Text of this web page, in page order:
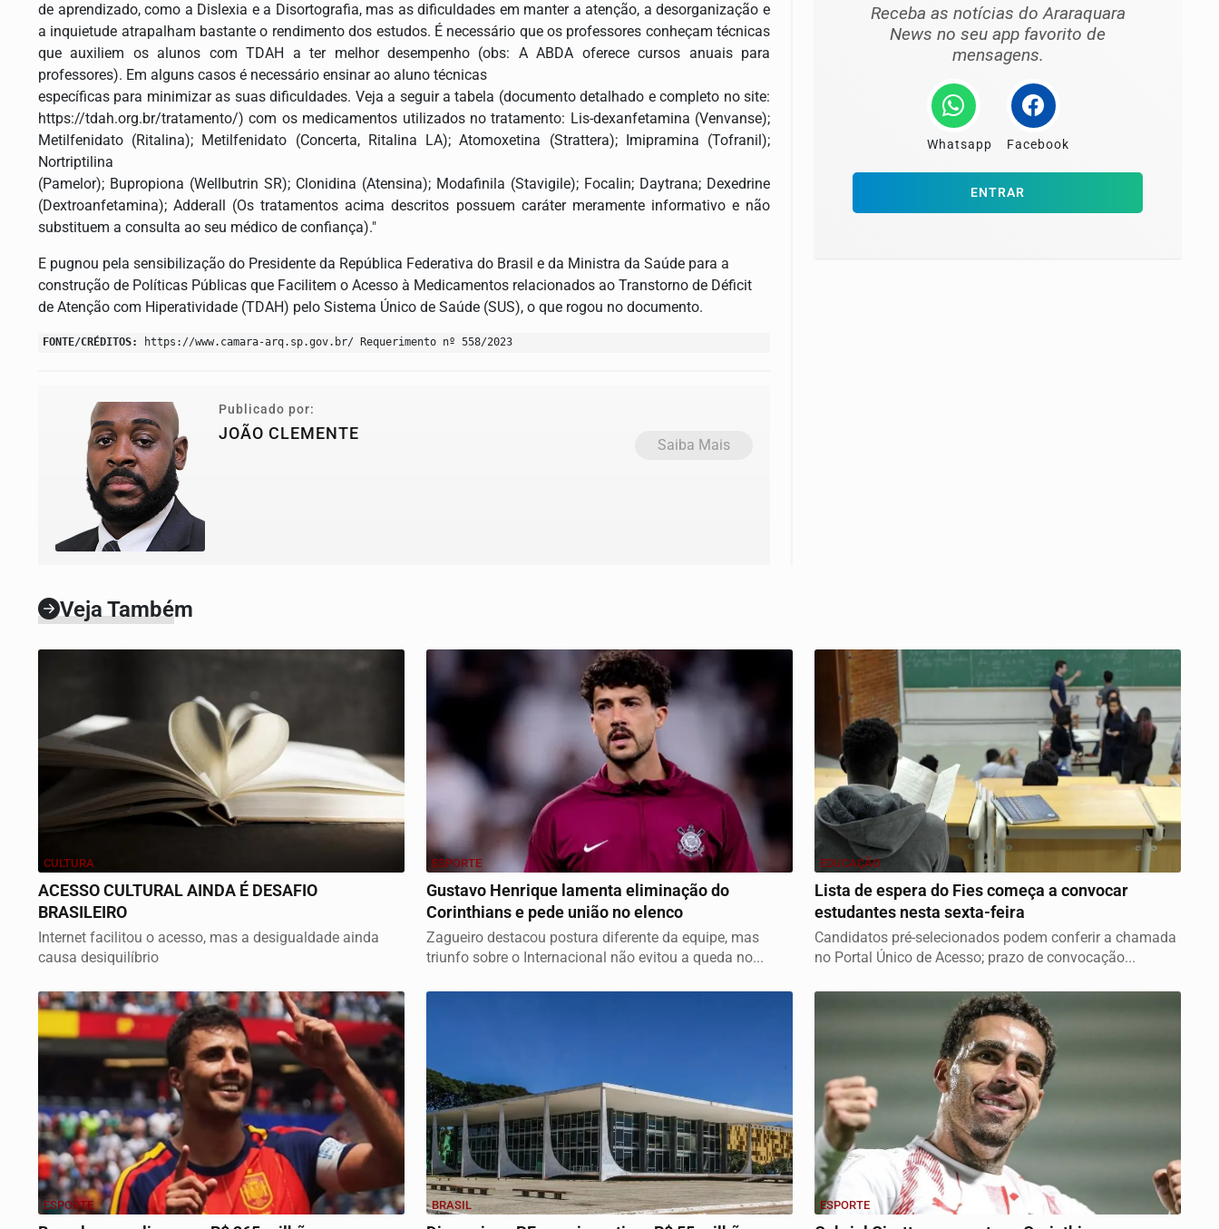
de aprendizado, como a Dislexia e a Disortografia, mas as dificuldades em manter a atenção, a desorganização e
a inquietude atrapalham bastante o rendimento dos estudos. É necessário que os professores conheçam técnicas
que auxiliem os alunos com TDAH a ter melhor desempenho (obs: A ABDA oferece cursos anuais para
professores). Em alguns casos é necessário ensinar ao aluno técnicas
específicas para minimizar as suas dificuldades. Veja a seguir a tabela (documento detalhado e completo no site:
https://tdah.org.br/tratamento/) com os medicamentos utilizados no tratamento: Lis-dexanfetamina (Venvanse);
Metilfenidato (Ritalina); Metilfenidato (Concerta, Ritalina LA); Atomoxetina (Strattera); Imipramina (Tofranil);
Nortriptilina
(Pamelor); Bupropiona (Wellbutrin SR); Clonidina (Atensina); Modafinila (Stavigile); Focalin; Daytrana; Dexedrine
(Dextroanfetamina); Adderall (Os tratamentos acima descritos possuem caráter meramente informativo e não
substituem a consulta ao seu médico de confiança)."
E pugnou pela sensibilização do Presidente da República Federativa do Brasil e da Ministra da Saúde para a
construção de Políticas Públicas que Facilitem o Acesso à Medicamentos relacionados ao Transtorno de Déficit
de Atenção com Hiperatividade (TDAH) pelo Sistema Único de Saúde (SUS), o que rogou no documento.
FONTE/CRÉDITOS: https://www.camara-arq.sp.gov.br/ Requerimento nº 558/2023
Publicado por:
JOÃO CLEMENTE
Saiba Mais
Receba as notícias do Araraquara
News no seu app favorito de
mensagens.
Whatsapp Facebook
ENTRAR
Veja Também
CULTURA
ACESSO CULTURAL AINDA É DESAFIO
BRASILEIRO
Internet facilitou o acesso, mas a desigualdade ainda
causa desiquilíbrio
ESPORTE
Gustavo Henrique lamenta eliminação do
Corinthians e pede união no elenco
Zagueiro destacou postura diferente da equipe, mas
triunfo sobre o Internacional não evitou a queda no...
EDUCAÇÃO
Lista de espera do Fies começa a convocar
estudantes nesta sexta-feira
Candidatos pré-selecionados podem conferir a chamada
no Portal Único de Acesso; prazo de convocação...
ESPORTE BRASIL ESPORTE